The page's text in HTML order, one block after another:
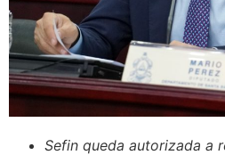
Sefin queda autorizada a